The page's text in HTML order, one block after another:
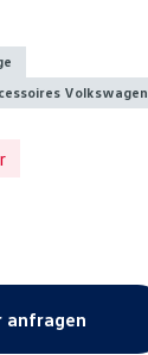
Volkswagen
anfragen